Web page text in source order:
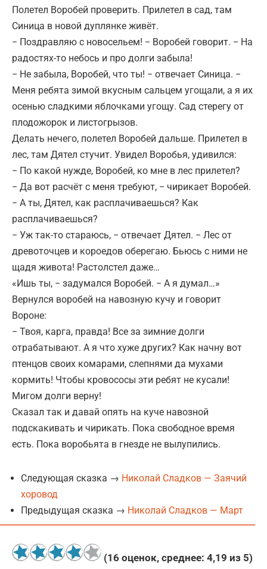
Полетел Воробей проверить. Прилетел в сад, там
Синица в новой дуплянке живёт.
− Поздравляю с новосельем! − Воробей говорит. − На
радостях-то небось и про долги забыла!
− Не забыла, Воробей, что ты! − отвечает Синица. −
Меня ребята зимой вкусным сальцем угощали, а я их
осенью сладкими яблочками угощу. Сад стерегу от
плодожорок и листогрызов.
Делать нечего, полетел Воробей дальше. Прилетел в
лес, там Дятел стучит. Увидел Воробья, удивился:
− По какой нужде, Воробей, ко мне в лес прилетел?
− Да вот расчёт с меня требуют, − чирикает Воробей.
− А ты, Дятел, как расплачиваешься? Как
расплачиваешься?
− Уж так-то стараюсь, − отвечает Дятел. − Лес от
древоточцев и короедов оберегаю. Бьюсь с ними не
щадя живота! Растолстел даже…
«Ишь ты, − задумался Воробей. − А я думал…»
Вернулся воробей на навозную кучу и говорит
Вороне:
− Твоя, карга, правда! Все за зимние долги
отрабатывают. А я что хуже других? Как начну вот
птенцов своих комарами, слепнями да мухами
кормить! Чтобы кровососы эти ребят не кусали!
Мигом долги верну!
Сказал так и давай опять на куче навозной
подскакивать и чирикать. Пока свободное время
есть. Пока воробьята в гнезде не вылупились.
Следующая сказка → Николай Сладков — Заячий
хоровод
Предыдущая сказка → Николай Сладков — Март
(16 оценок, среднее: 4,19 из 5)